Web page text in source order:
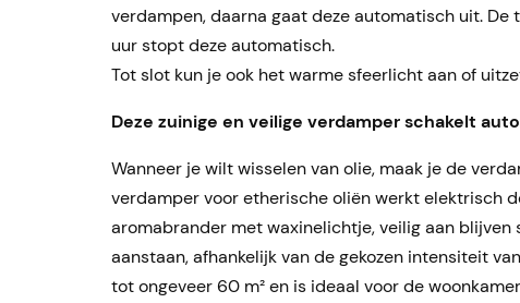
verdampen, daarna gaat deze automatisch uit.
uur stopt deze automatisch.
Tot slot kun je ook het warme sfeerlicht aan of
Deze zuinige en veilige verdamper schakelt
Wanneer je wilt wisselen van olie, maak je de
verdamper voor etherische oliën werkt elektrisch
aromabrander met waxinelichtje, veilig aan
aanstaan, afhankelijk van de gekozen intensiteit
tot ongeveer 60 m² en is ideaal voor de